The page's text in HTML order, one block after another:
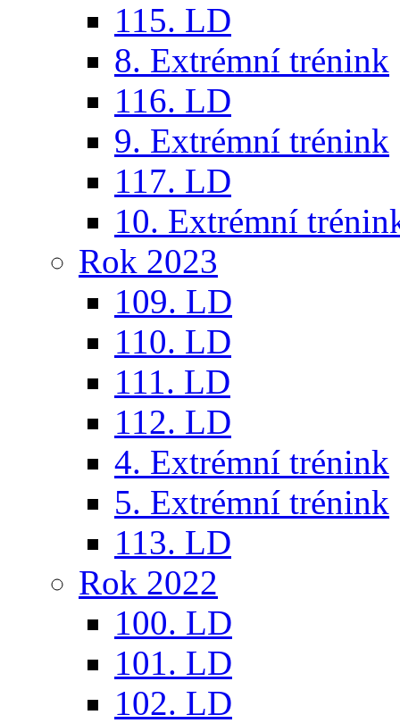
115. LD
8. Extrémní trénink
116. LD
9. Extrémní trénink
117. LD
10. Extrémní
Rok 2023
109. LD
110. LD
111. LD
112. LD
4. Extrémní trénink
5. Extrémní trénink
113. LD
Rok 2022
100. LD
101. LD
102. LD